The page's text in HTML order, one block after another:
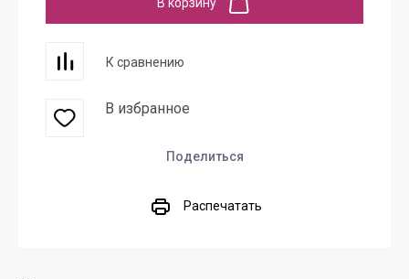
К сравнению
В избранное
Поделиться
Распечатать